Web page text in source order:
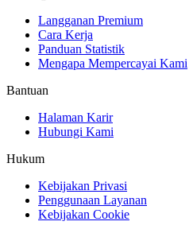
Langganan Premium
Cara Kerja
Panduan Statistik
Mengapa Mempercayai Kami
Bantuan
Halaman Karir
Hubungi Kami
Hukum
Kebijakan Privasi
Penggunaan Layanan
Kebijakan Cookie